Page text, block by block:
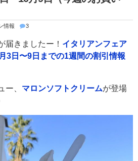
情報 3
届きましたー！ イタリアンフェア
3日〜9日までの1週間の割引情報
ー、 マロンソフトクリームが登場